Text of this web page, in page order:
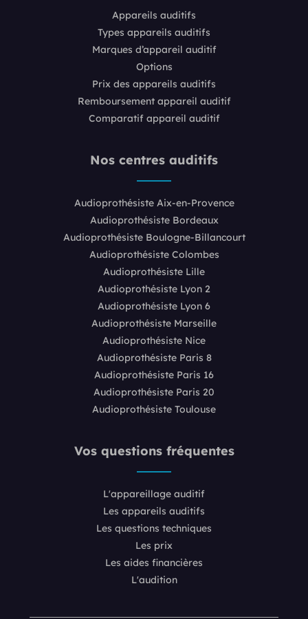
Appareils auditifs
Types appareils auditifs
Marques d’appareil auditif
Options
Prix des appareils auditifs
Remboursement appareil auditif
Comparatif appareil auditif
Nos centres auditifs
Audioprothésiste Aix-en-Provence
Audioprothésiste Bordeaux
Audioprothésiste Boulogne-Billancourt
Audioprothésiste Colombes
Audioprothésiste Lille
Audioprothésiste Lyon 2
Audioprothésiste Lyon 6
Audioprothésiste Marseille
Audioprothésiste Nice
Audioprothésiste Paris 8
Audioprothésiste Paris 16
Audioprothésiste Paris 20
Audioprothésiste Toulouse
Vos questions fréquentes
L'appareillage auditif
Les appareils auditifs
Les questions techniques
Les prix
Les aides financières
L'audition